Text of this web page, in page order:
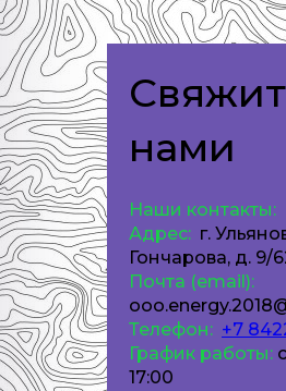
нами
Наши контакты:
Адрес: г.
Гончарова, д. 9/
Почта (email):
Телефон: +7
График работы:
17:00